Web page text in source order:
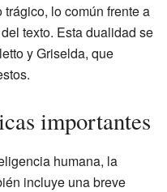
lo común frente a
texto. Esta dualidad se
y Griselda, que
importantes
humana, la
incluye una breve